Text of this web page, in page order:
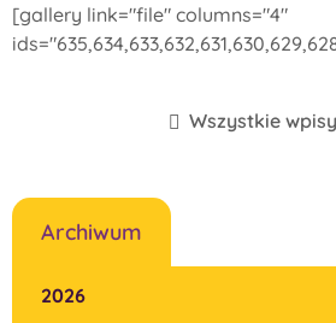
[gallery link="file" columns="4"
Wszystkie wpisy
Archiwum
2026